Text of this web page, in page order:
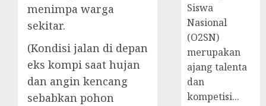
menimpa warga
sekitar.
(Kondisi jalan di depan
eks kompi saat hujan
dan angin kencang
sebabkan pohon
Siswa
Nasional
(O2SN)
merupakan
ajang talenta
dan
kompetisi...